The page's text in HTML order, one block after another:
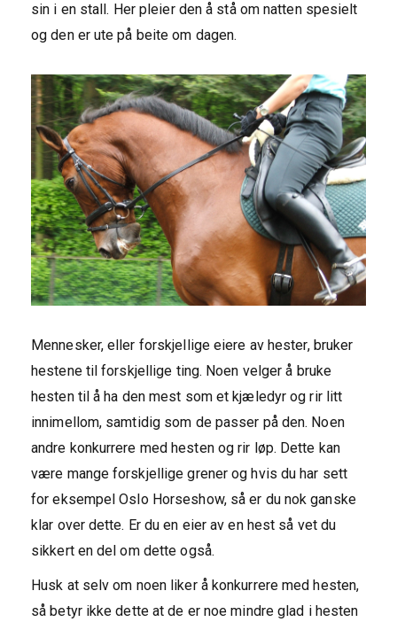
sin i en stall. Her pleier den å stå om natten spesielt
og den er ute på beite om dagen.
Mennesker, eller forskjellige eiere av hester, bruker
hestene til forskjellige ting. Noen velger å bruke
hesten til å ha den mest som et kjæledyr og rir litt
innimellom, samtidig som de passer på den. Noen
andre konkurrere med hesten og rir løp. Dette kan
være mange forskjellige grener og hvis du har sett
for eksempel Oslo Horseshow, så er du nok ganske
klar over dette. Er du en eier av en hest så vet du
sikkert en del om dette også.
Husk at selv om noen liker å konkurrere med hesten,
så betyr ikke dette at de er noe mindre glad i hesten